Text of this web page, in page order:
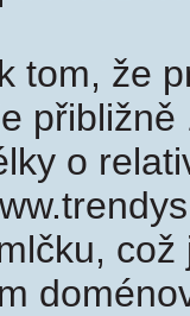
tom, že
o